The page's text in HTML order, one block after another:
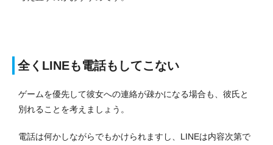
全くLINEも電話もしてこない
ゲームを優先して彼女への連絡が疎かになる場合も、彼氏と
別れることを考えましょう。
電話は何かしながらでもかけられますし、LINEは内容次第で